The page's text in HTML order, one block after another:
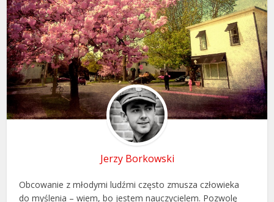
Jerzy Borkowski
Obcowanie z młodymi ludźmi często zmusza człowieka
do myślenia – wiem, bo jestem nauczycielem. Pozwolę